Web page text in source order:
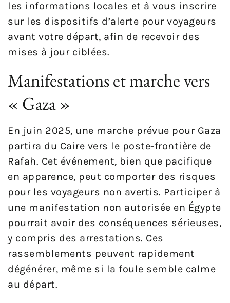
les informations locales et à vous inscrire
sur les dispositifs d’alerte pour voyageurs
avant votre départ, afin de recevoir des
mises à jour ciblées.
Manifestations et marche vers
« Gaza »
En juin 2025, une marche prévue pour Gaza
partira du Caire vers le poste-frontière de
Rafah. Cet événement, bien que pacifique
en apparence, peut comporter des risques
pour les voyageurs non avertis. Participer à
une manifestation non autorisée en Égypte
pourrait avoir des conséquences sérieuses,
y compris des arrestations. Ces
rassemblements peuvent rapidement
dégénérer, même si la foule semble calme
au départ.